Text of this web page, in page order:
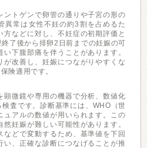
ントゲンで卵管の通りや子宮の形の
異常は女性不妊の約3割を占めるた
などに対し、不妊症の初期評価と
了後から排卵2日前までの妊娠の可
下腹部痛を伴うことがあります。
改善し、妊娠につながりやすくな
険適用です。
顕微鏡や専用の機器で分析、数値化
査です。診断基準には、WHO（世
ュアルの数値が用いられます。この
妊娠が難しい可能性があります。
どで変動するため、基準値を下回
い、正確な診断につなげることが推